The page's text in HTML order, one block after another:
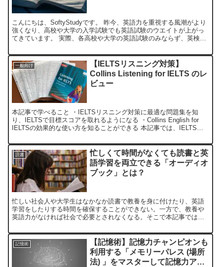
こんにちは、SoftyStudyです。 昨今、英語力を重視する風潮がより
強くなり、高校や大学の入学試験でも英語試験のウエイトが上がっ
てきています。 実際、各高校や大学の英語試験のみならず、英検や
一般向け
【IELTSリスニング対策】
Collins Listening for IELTS のレ
ビュー
本記事で学べること ・IELTSリスニング対策に最適な問題集を知
り、IELTSで目標スコアを取れるようになる ・Collins English for
IELTSの効果的な使い方を知ることができる 本記事では、IELTS
読書
忙しくて時間がなくても読書と英
語学習を両立できる「オーディオ
ブック」とは？
忙しい社会人や大学生はなかなか読書で教養を身に付けたり、英語
学習をしたりする時間を確保することができない。一方で、教養や
英語力がなければ社会で必要とされなくなる。そこで本記事では、
で行える「オーディオブックの利用」について解説する。
記憶術
【記憶術】記憶力チャンピオンも
利用する「メモリーパレス (場所
法) 」をマスターして記憶力アッ